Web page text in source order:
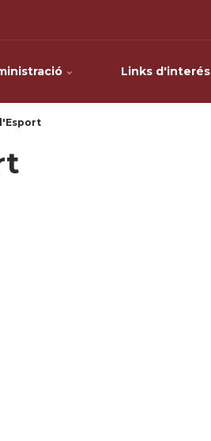
Links d'interés